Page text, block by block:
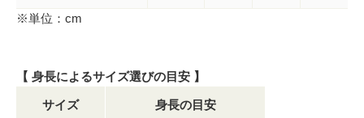
※単位：cm
【 身長によるサイズ選びの目安 】
サイズ 身長の目安